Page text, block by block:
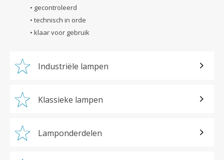
• gecontroleerd
• technisch in orde
• klaar voor gebruik
Industriële lampen
Klassieke lampen
Lamponderdelen